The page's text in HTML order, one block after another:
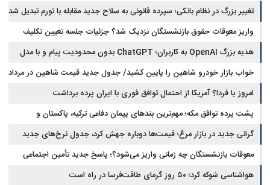
تغییر بزرگ در نظام بانکی؛ سپرده قانونی به سلاح جدید مقابله با تورم تبدیل شد
واریز معوقات حقوق بازنشستگان نزدیک شد؟ جزئیات جلسه تعیین تکلیف
مطالبات
هدیه بزرگ OpenAI به کاربران؛ ChatGPT بدون محدودیت پیام و با مدل
جدید می‌آید
خواب بازار خودرو شاهین را پایین کشید/ جدول جدید قیمت شاهین در مرداد
امروز یا فردا؟ آمریکا از احتمال توافق فوری با ایران پرده برداشت
پشت پرده توافق مکه؛ مهم‌ترین بندهای پیمان دفاعی ترکیه، پاکستان و
عربستان
گرانی جدید در بازار مرغ؛ قیمت‌ها دوباره جهش کرد، جدول نرخ‌های جدید
معوقات بازنشستگان چه زمانی واریز می‌شود؟؛ پاسخ جدید تأمین اجتماعی
هواشناسی شوکه کرد؛ ۵۰ روز گرمای طاقت‌فرسا در راه است